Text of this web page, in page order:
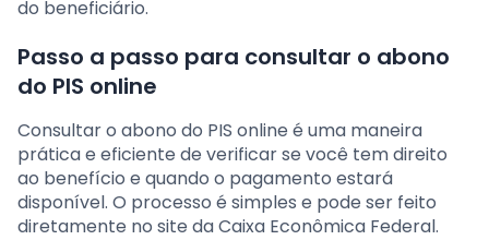
do beneficiário.
Passo a passo para consultar o abono
do PIS online
Consultar o abono do PIS online é uma maneira
prática e eficiente de verificar se você tem direito
ao benefício e quando o pagamento estará
disponível. O processo é simples e pode ser feito
diretamente no site da Caixa Econômica Federal.